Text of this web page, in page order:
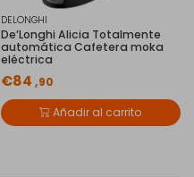
DELONGHI
De’Longhi Alicia Totalmente
automática Cafetera moka
eléctrica
€84 ,90
Añadir al carrito